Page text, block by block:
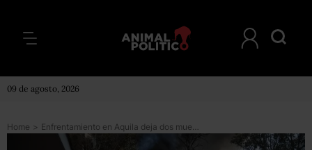
09 de agosto, 2026
Home > Enfrentamiento en Aquila deja dos muertos